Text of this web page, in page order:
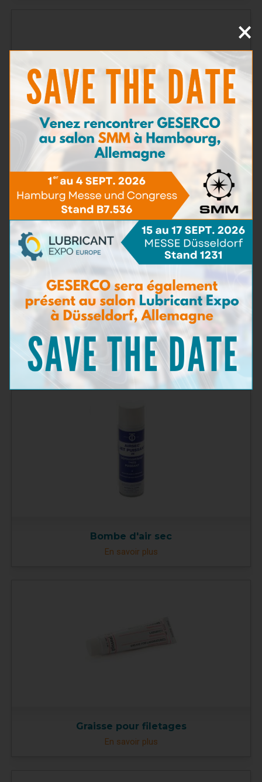
Micropipette de précision
En savoir plus
Agitateur magnétique
Bombe d'air sec
En savoir plus
Graisse pour filetages
En savoir plus
×